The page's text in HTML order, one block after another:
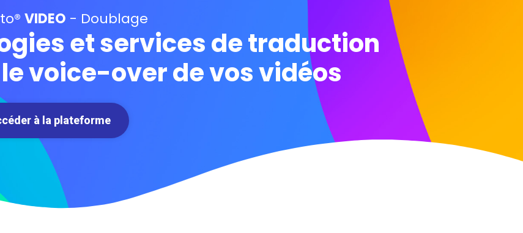
VIDEO - Doublage
et services de traduction
voice-over de vos vidéos
à la plateforme